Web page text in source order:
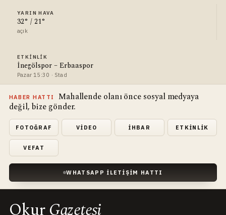
YARIN HAVA
32° / 21°
açık
ETKINLIK
İnegölspor – Erbaaspor
Pazar 15:30 · Stad
HABER HATTI
Mahallende olanı önce sosyal medyaya
değil, bize gönder.
FOTOĞRAF VIDEO İHBAR ETKINLIK
VEFAT
WHATSAPP İLETIŞIM HATTI